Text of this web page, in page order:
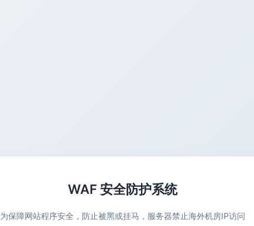
WAF 安全防护系统
为保障网站程序安全，防止被黑或挂马，服务器禁止海外机房IP访问